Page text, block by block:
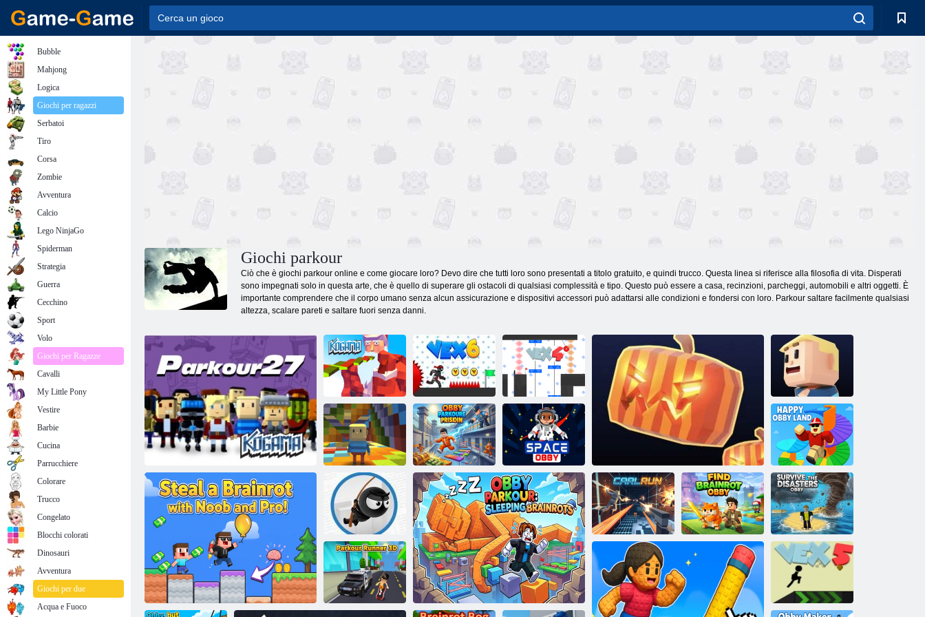
Giochi parkour
Ciò che è giochi parkour online e come giocare loro? Devo dire che tutti loro sono presentati a titolo gratuito, e quindi trucco. Questa linea si riferisce alla filosofia di vita. Disperati
sono impegnati solo in questa arte, che è quello di superare gli ostacoli di qualsiasi complessità e tipo. Questo può essere a casa, recinzioni, parcheggi, automobili e altri oggetti. È
importante comprendere che il corpo umano senza alcun assicurazione e dispositivi accessori può adattarsi alle condizioni e fondersi con loro. Parkour saltare facilmente qualsiasi
altezza, scalare pareti e saltare fuori senza danni.
Kogama: Parkour 27
Kogama:
Parkour di
Natale
VEX 6 Vex 4
Kogama: Dark Parkour
Kogama: nonna
Parkour
Kogama
Rainbow
Parkour
Obby Parkour
Fuga dalla
prigione
Obby spaziale
Felice terra
Obby
Volare con la
corda 2
Carlo Corri
Trova Brainrot
Obby
Sopravvivere ai
disastri: Obby
Bubble
Mahjong
Logica
Giochi per ragazzi
Serbatoi
Tiro
Corsa
Zombie
Avventura
Calcio
Lego NinjaGo
Spiderman
Strategia
Guerra
Cecchino
Sport
Volo
Giochi per Ragazze
Cavalli
My Little Pony
Vestire
Barbie
Cucina
Parrucchiere
Colorare
Trucco
Congelato
Blocchi colorati
Dinosauri
Avventura
Giochi per due
Acqua e Fuoco